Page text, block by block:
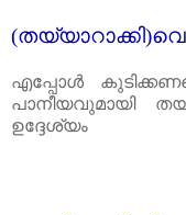
(
എപ്പോൾ
പാനീയവുമായി
ഉദ്ദേശ്യം